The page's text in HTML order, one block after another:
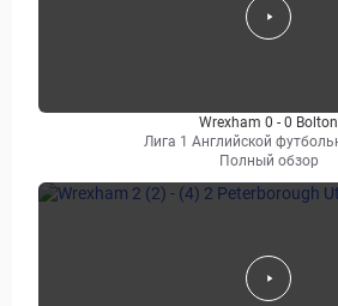
Wrexham 0 - 0 Bolton
Лига 1 Английской
Полный обзор